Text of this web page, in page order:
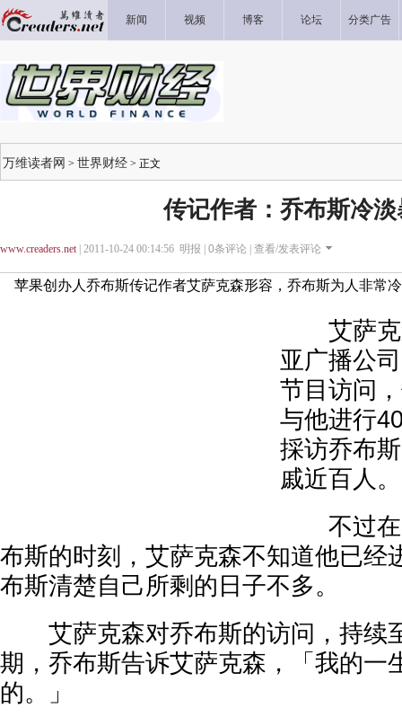
新闻 视频 博客 论坛 分类广告
万维读者网 > 世界财经 > 正文
传记作者：乔布斯冷淡
www.creaders.net| 2011-10-24 00:14:56 明报 | 0条评论 | 查看/发表评论
苹果创办人乔布斯传记作者艾萨克森形容，乔布斯为人非常
艾萨克
亚广播公
节目访问
与他进行
採访乔布
戚近百人。
不过在
布斯的时刻，艾萨克森不知道他已经
布斯清楚自己所剩的日子不多。
艾萨克森对乔布斯的访问，持续
期，乔布斯告诉艾萨克森，「我的一
的。」